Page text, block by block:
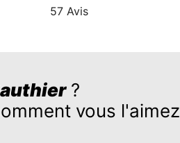
57 Avis
?
vous l'aimez